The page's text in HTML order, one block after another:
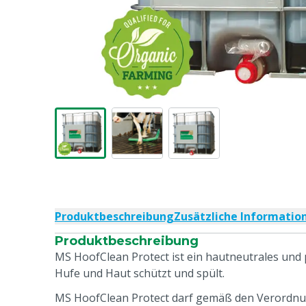
ProduktbeschreibungZusätzliche
Produktbeschreibung
MS HoofClean Protect ist ein hautneutrales
Hufe und Haut schützt und spült.
MS HoofClean Protect darf gemäß den